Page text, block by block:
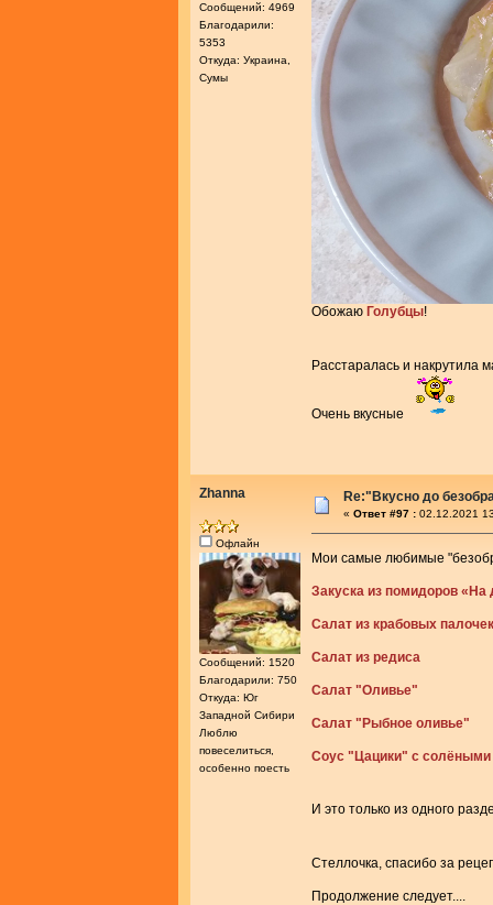
Сообщений: 4969
Благодарили:
5353
Откуда: Украина,
Сумы
Обожаю Голубцы!
Расстаралась и
Очень вкусные
Zhanna
Офлайн
Сообщений: 1520
Благодарили: 750
Откуда: Юг
Западной Сибири
Люблю
повеселиться,
особенно поесть
Re:"Вкусно до
« Ответ #97 : 02.12.2021
Мои самые любимые
Закуска из помидоров «На
Салат из крабовых
Салат из редиса
Салат "Оливье"
Салат "Рыбное оливье"
Соус "Цацики" с солёными
И это только из одного
Стеллочка, спасибо за
Продолжение следует....